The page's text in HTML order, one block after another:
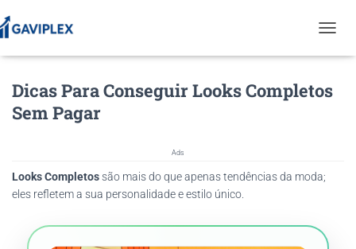
O
G
L
I
Dicas Para Conseguir Looks Completos
Sem Pagar
Ads
Looks Completossão mais do que apenas tendências da moda;
eles refletem a sua personalidade e estilo único.